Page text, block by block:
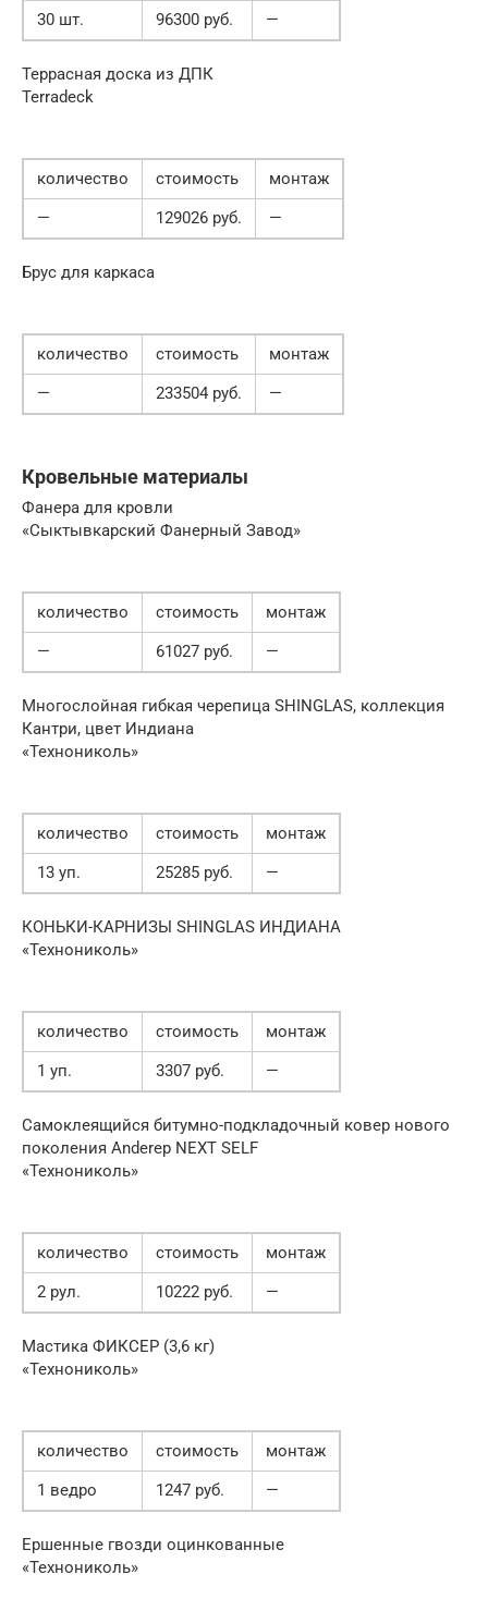
30 шт.
96300 руб. —
Террасная доска из ДПК
Terradeck
количество стоимость
монтаж
—
129026 руб. —
Брус для каркаса
количество стоимость
монтаж
—
233504 руб. —
Кровельные материалы
Фанера для кровли
«Сыктывкарский Фанерный Завод»
количество стоимость
монтаж
—
61027 руб. —
Многослойная гибкая черепица SHINGLAS, коллекция
Кантри, цвет Индиана
«Технониколь»
количество стоимость
монтаж
13 уп.
25285 руб. —
КОНЬКИ-КАРНИЗЫ SHINGLAS ИНДИАНА
«Технониколь»
количество стоимость
монтаж
1 уп.
3307 руб. —
Cамоклеящийся битумно-подкладочный ковер нового
поколения Anderep NEXT SELF
«Технониколь»
количество стоимость
монтаж
2 рул.
10222 руб. —
Мастика ФИКСЕР (3,6 кг)
«Технониколь»
количество стоимость
монтаж
1 ведро
1247 руб. —
Ершенные гвозди оцинкованные
«Технониколь»